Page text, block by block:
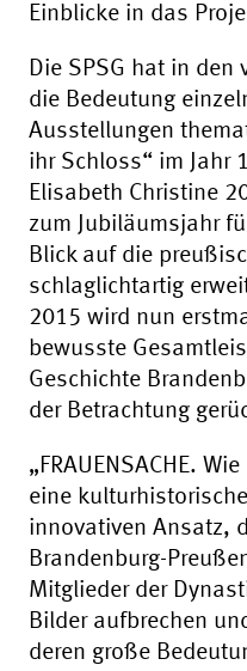
Einblicke in das
Die SPSG hat in den
die Bedeutung
Ausstellungen
ihr Schloss“ im Jahr
Elisabeth Christine
zum Jubiläumsjahr
Blick auf die
schlaglichtartig
2015 wird nun
bewusste
Geschichte
der Betrachtung
„FRAUENSACHE.
eine
innovativen Ansatz,
Brandenburg-
Mitglieder der
Bilder aufbrechen
deren große